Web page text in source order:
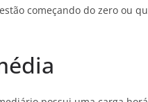
começando do zero ou